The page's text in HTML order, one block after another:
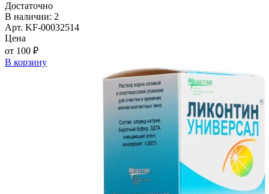
Достаточно
В наличии: 2
Арт. KF-00032514
Цена
от 100 ₽
В корзину